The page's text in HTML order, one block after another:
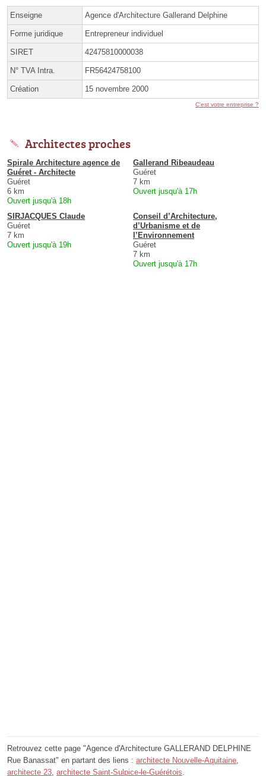
Enseigne Agence d'Architecture Gallerand Delphine
Forme juridique Entrepreneur individuel
SIRET 42475810000038
N° TVA Intra. FR56424758100
Création 15 novembre 2000
C'est votre entreprise ?
Architectes proches
Spirale Architecture agence de
Guéret - Architecte
Guéret
6 km
Ouvert jusqu'à 18h
Gallerand Ribeaudeau
Guéret
7 km
Ouvert jusqu'à 17h
SIRJACQUES Claude
Guéret
7 km
Ouvert jusqu'à 19h
Conseil d’Architecture,
d’Urbanisme et de
l’Environnement
Guéret
7 km
Ouvert jusqu'à 17h
Retrouvez cette page "Agence d'Architecture GALLERAND DELPHINE
Rue Banassat" en partant des liens : architecte Nouvelle-Aquitaine
architecte 23 architecte Saint-Sulpice-le-Guérétois